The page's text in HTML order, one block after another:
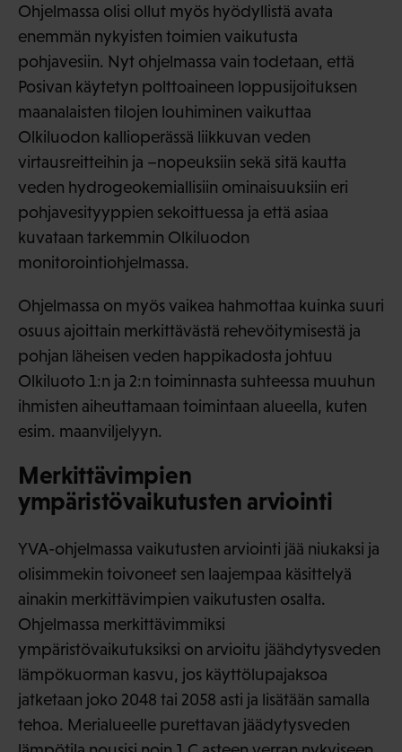
Ohjelmassa olisi ollut myös hyödyllistä avata
enemmän nykyisten toimien vaikutusta
pohjavesiin. Nyt ohjelmassa vain todetaan, että
Posivan käytetyn polttoaineen loppusijoituksen
maanalaisten tilojen louhiminen vaikuttaa
Olkiluodon kallioperässä liikkuvan veden
virtausreitteihin ja –nopeuksiin sekä sitä kautta
veden hydrogeokemiallisiin ominaisuuksiin eri
pohjavesityyppien sekoittuessa ja että asiaa
kuvataan tarkemmin Olkiluodon
monitorointiohjelmassa.
Ohjelmassa on myös vaikea hahmottaa kuinka suuri
osuus ajoittain merkittävästä rehevöitymisestä ja
pohjan läheisen veden happikadosta johtuu
Olkiluoto 1:n ja 2:n toiminnasta suhteessa muuhun
ihmisten aiheuttamaan toimintaan alueella, kuten
esim. maanviljelyyn.
Merkittävimpien
ympäristövaikutusten arviointi
YVA-ohjelmassa vaikutusten arviointi jää niukaksi ja
olisimmekin toivoneet sen laajempaa käsittelyä
ainakin merkittävimpien vaikutusten osalta.
Ohjelmassa merkittävimmiksi
ympäristövaikutuksiksi on arvioitu jäähdytysveden
lämpökuorman kasvu, jos käyttölupajaksoa
jatketaan joko 2048 tai 2058 asti ja lisätään samalla
tehoa. Merialueelle purettavan jäädytysveden